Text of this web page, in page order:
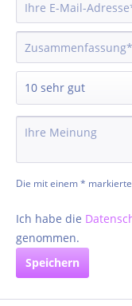
Die mit einem *
Ich habe die
genommen.
Speichern